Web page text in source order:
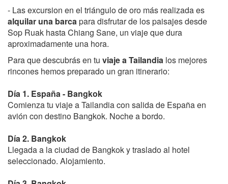
- Las excursion en el triángulo de oro más realizada es
alquilar una barcapara disfrutar de los paisajes desde
Sop Ruak hasta Chiang Sane, un viaje que dura
aproximadamente una hora.
Para que descubrás en tu viaje a Tailandia los mejores
rincones hemos preparado un gran itinerario:
Día 1. España - Bangkok
Comienza tu viaje a Tailandia con salida de España en
avión con destino Bangkok. Noche a bordo.
Día 2. Bangkok
Llegada a la ciudad de Bangkok y traslado al hotel
seleccionado. Alojamiento.